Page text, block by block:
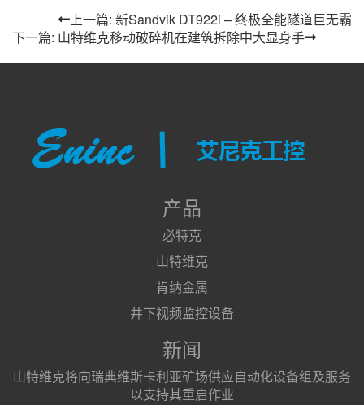
上一篇: 新Sandvik DT922i – 终极全能隧道巨无霸
下一篇: 山特维克移动破碎机在建筑拆除中大显身手
产品
必特克
山特维克
肯纳金属
井下视频监控设备
新闻
山特维克将向瑞典维斯卡利亚矿场供应自动化设备组及服务
以支持其重启作业